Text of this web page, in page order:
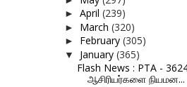
► April (239)
► March (320)
► February (305)
▼ January (365)
Flash News : PTA -
ஆசிரியர்களை நியமன...